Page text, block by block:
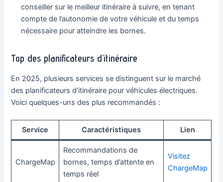
conseiller sur le meilleur itinéraire à suivre, en tenant
compte de l’autonomie de votre véhicule et du temps
nécessaire pour atteindre les bornes.
Top des planificateurs d’itinéraire
En 2025, plusieurs services se distinguent sur le marché
des planificateurs d’itinéraire pour véhicules électriques.
Voici quelques-uns des plus recommandés :
Service Caractéristiques Lien
ChargeMap
Recommandations de
bornes, temps d’attente en
temps réel
Visitez
ChargeMap